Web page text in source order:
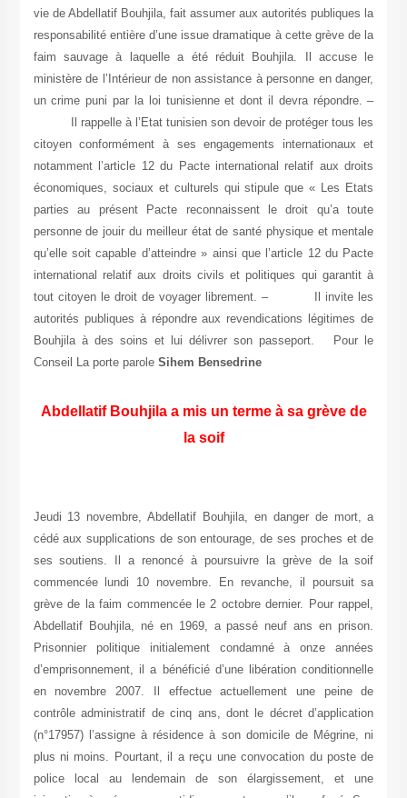
vie de Abdellatif Bouhjila, fait assumer aux autorités publiques la
responsabilité entière d’une issue dramatique à cette grève de la
faim sauvage à laquelle a été réduit Bouhjila. Il accuse le
ministère de l’Intérieur de non assistance à personne en danger,
un crime puni par la loi tunisienne et dont il devra répondre. –
Il rappelle à l’Etat tunisien son devoir de protéger tous les
citoyen conformément à ses engagements internationaux et
notamment l’article 12 du Pacte international relatif aux droits
économiques, sociaux et culturels qui stipule que « Les Etats
parties au présent Pacte reconnaissent le droit qu’a toute
personne de jouir du meilleur état de santé physique et mentale
qu’elle soit capable d’atteindre » ainsi que l’article 12 du Pacte
international relatif aux droits civils et politiques qui garantit à
tout citoyen le droit de voyager librement. – Il invite les
autorités publiques à répondre aux revendications légitimes de
Bouhjila à des soins et lui délivrer son passeport. Pour le
Conseil La porte parole Sihem Bensedrine
Abdellatif Bouhjila a mis un terme à sa grève de
la soif
Jeudi 13 novembre, Abdellatif Bouhjila, en danger de mort, a
cédé aux supplications de son entourage, de ses proches et de
ses soutiens. Il a renoncé à poursuivre la grève de la soif
commencée lundi 10 novembre. En revanche, il poursuit sa
grève de la faim commencée le 2 octobre dernier. Pour rappel,
Abdellatif Bouhjila, né en 1969, a passé neuf ans en prison.
Prisonnier politique initialement condamné à onze années
d’emprisonnement, il a bénéficié d’une libération conditionnelle
en novembre 2007. Il effectue actuellement une peine de
contrôle administratif de cinq ans, dont le décret d’application
(n°17957) l’assigne à résidence à son domicile de Mégrine, ni
plus ni moins. Pourtant, il a reçu une convocation du poste de
police local au lendemain de son élargissement, et une